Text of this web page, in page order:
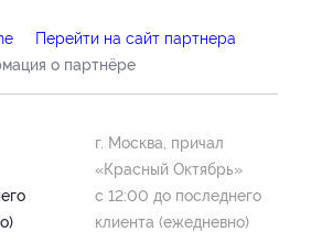
Перейти на сайт партнера
о партнёре
г. Москва, причал
«Красный Октябрь»
с 12:00 до последнего
клиента (ежедневно)